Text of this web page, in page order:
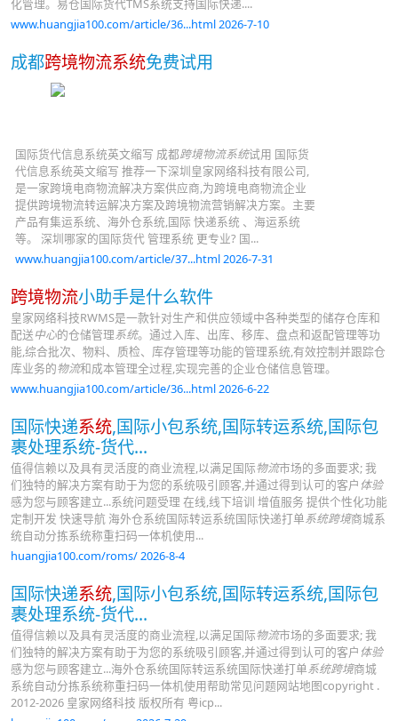
化管理。易仓国际货代TMS系统支持国际快递....
www.huangjia100.com/article/36...html 2026-7-10
成都跨境物流系统免费试用
国际货代信息系统英文缩写 成都跨境物流系统试用 国际货
代信息系统英文缩写 推荐一下深圳皇家网络科技有限公司,
是一家跨境电商物流解决方案供应商,为跨境电商物流企业
提供跨境物流转运解决方案及跨境物流营销解决方案。主要
产品有集运系统、海外仓系统,国际 快递系统 、海运系统
等。 深圳哪家的国际货代 管理系统 更专业? 国...
www.huangjia100.com/article/37...html 2026-7-31
跨境物流小助手是什么软件
皇家网络科技RWMS是一款针对生产和供应领域中各种类型的储存仓库和
配送中心的仓储管理系统。通过入库、出库、移库、盘点和返配管理等功
能,综合批次、物料、质检、库存管理等功能的管理系统,有效控制并跟踪仓
库业务的物流和成本管理全过程,实现完善的企业仓储信息管理。
www.huangjia100.com/article/36...html 2026-6-22
国际快递系统,国际小包系统,国际转运系统,国际包
裹处理系统-货代...
值得信赖以及具有灵活度的商业流程,以满足国际物流市场的多面要求; 我
们独特的解决方案有助于为您的系统吸引顾客,并通过得到认可的客户 体验
感为您与顾客建立...系统问题受理 在线,线下培训 增值服务 提供个性化功能
定制开发 快速导航 海外仓系统国际转运系统国际快递打单系统跨境商城系
统自动分拣系统称重扫码一体机使用...
huangjia100.com/roms/ 2026-8-4
国际快递系统,国际小包系统,国际转运系统,国际包
裹处理系统-货代...
值得信赖以及具有灵活度的商业流程,以满足国际物流市场的多面要求; 我
们独特的解决方案有助于为您的系统吸引顾客,并通过得到认可的客户 体验
感为您与顾客建立...海外仓系统国际转运系统国际快递打单系统跨境商城
系统自动分拣系统称重扫码一体机使用帮助常见问题网站地图copyright .
2012-2026 皇家网络科技 版权所有 粤icp...